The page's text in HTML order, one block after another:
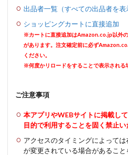
出品者一覧（すべての出品者を表
ショッピングカートに直接追加
※カートに直接追加はAmazon.co.jp以外
があります。注文確定前に必ず
ください。
※何度かリロードをすることで表示される
ご注意事項
本アプリやWEBサイトに掲載し
目的で利用することを固く禁止い
アクセスのタイミングによって
が変更されている場合があること